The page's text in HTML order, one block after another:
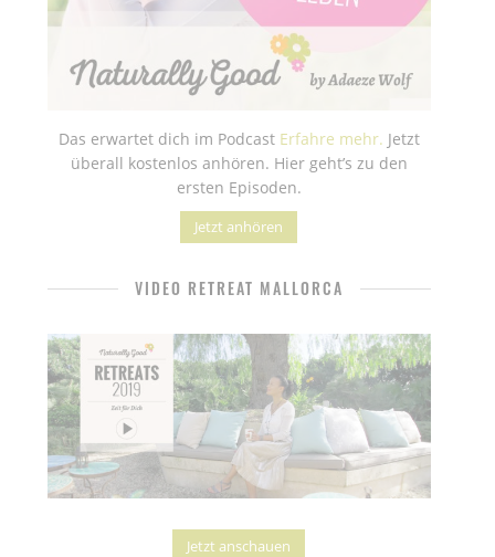
Das erwartet dich im Podcast Erfahre mehr. Jetzt
überall kostenlos anhören. Hier geht’s zu den
ersten Episoden.
Jetzt anhören
VIDEO RETREAT MALLORCA
Jetzt anschauen